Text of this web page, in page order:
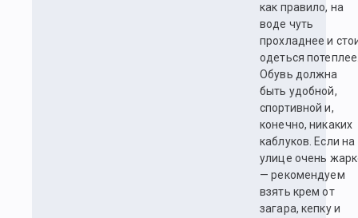
как правило, на
воде чуть
прохладнее и
одеться
Обувь должна
быть удобной,
спортивной и,
конечно, никаких
каблуков. Если на
улице очень
— рекомендуем
взять крем от
загара, кепку и